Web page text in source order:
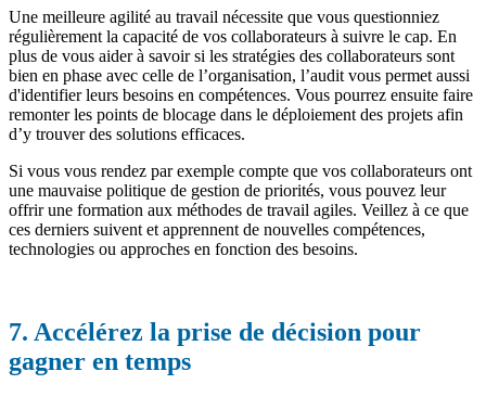
Une meilleure agilité au travail nécessite que vous questionniez
régulièrement la capacité de vos collaborateurs à suivre le cap. En
plus de vous aider à savoir si les stratégies des collaborateurs sont
bien en phase avec celle de l’organisation, l’audit vous permet aussi
d'identifier leurs besoins en compétences. Vous pourrez ensuite faire
remonter les points de blocage dans le déploiement des projets afin
d’y trouver des solutions efficaces.
Si vous vous rendez par exemple compte que vos collaborateurs ont
une mauvaise politique de gestion de priorités, vous pouvez leur
offrir une formation aux méthodes de travail agiles. Veillez à ce que
ces derniers suivent et apprennent de nouvelles compétences,
technologies ou approches en fonction des besoins.
7. Accélérez la prise de décision pour
gagner en temps